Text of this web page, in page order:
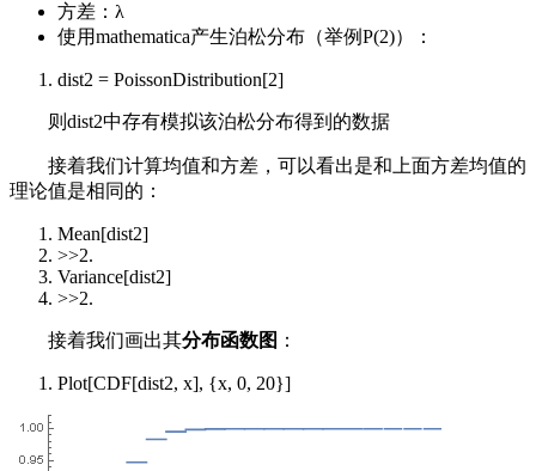
方差：λ
使用mathematica产生泊松分布（举例P(2)）：
dist2 = PoissonDistribution[2]
则dist2中存有模拟该泊松分布得到的数据
接着我们计算均值和方差，可以看出是和上面方差均值的
理论值是相同的：
Mean[dist2]
>>2.
Variance[dist2]
>>2.
接着我们画出其分布函数图 ：
Plot[CDF[dist2, x], {x, 0, 20}]